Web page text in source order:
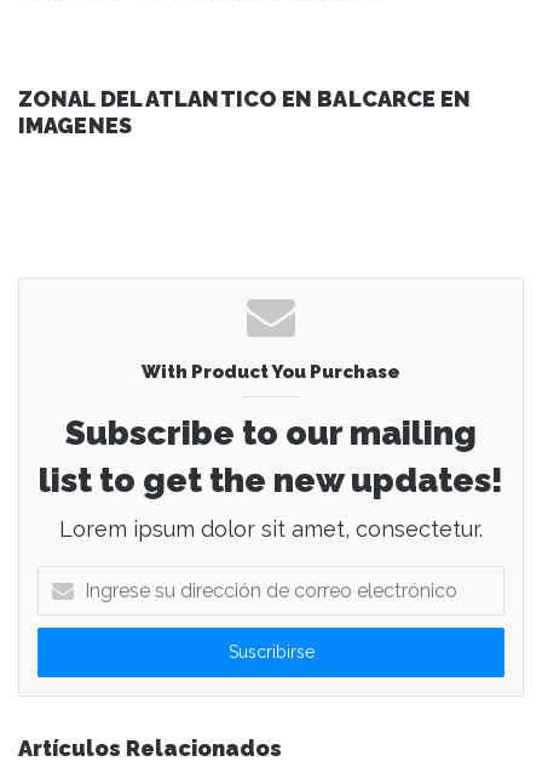
ZONAL DEL ATLANTICO EN BALCARCE EN
IMAGENES
With Product You Purchase
Subscribe to our mailing
list to get the new updates!
Lorem ipsum dolor sit amet, consectetur.
g
e
s
Artículos Relacionados